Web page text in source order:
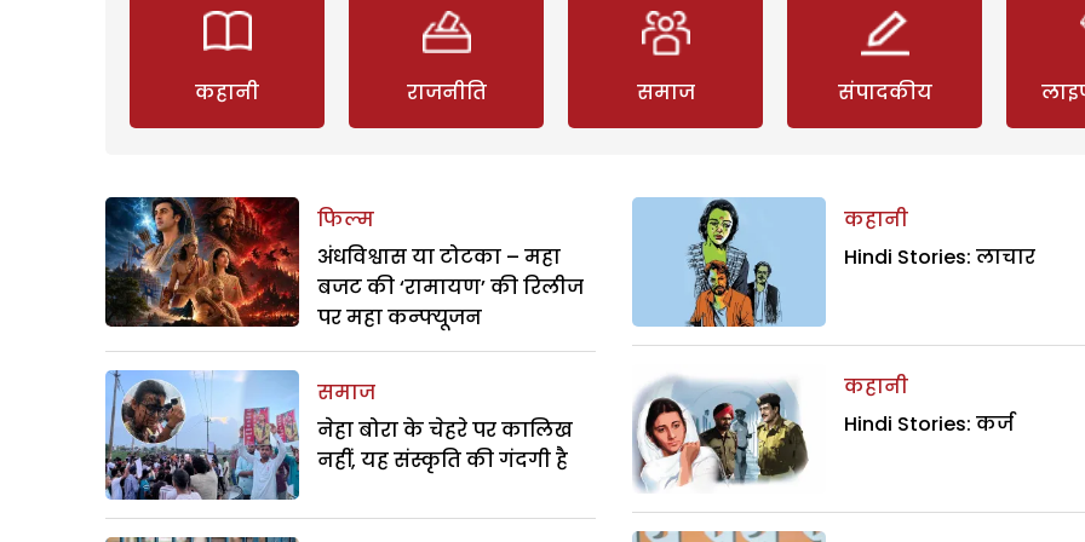
कहानी राजनीति समाज संपादकीय
फिल्म
अंधविश्वास या टोटका – महा
बजट की ‘रामायण’ की रिलीज
पर महा कन्फ्यूजन
समाज
नेहा बोरा के चेहरे पर कालिख
नहीं, यह संस्कृति की गंदगी है
कहानी
Hindi Stories: लाचार
कहानी
Hindi Stories: कर्ज